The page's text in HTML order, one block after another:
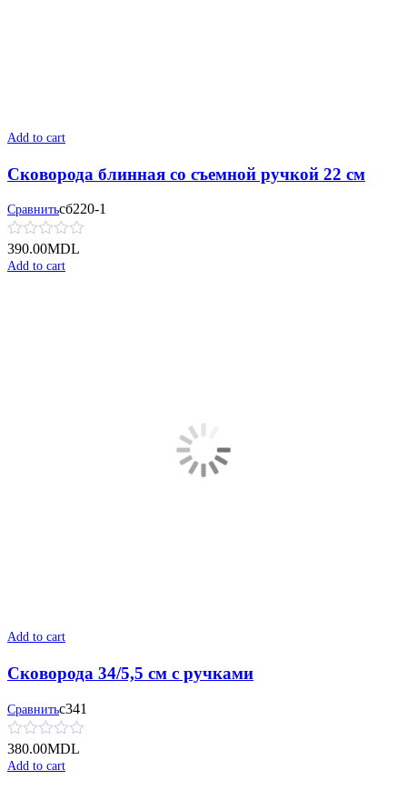
Add to cart
Сковорода блинная со съемной ручкой 22 см
Сравнитьсб220-1
390.00MDL
Add to cart
Add to cart
Сковорода 34/5,5 см с ручками
Сравнитьс341
380.00MDL
Add to cart